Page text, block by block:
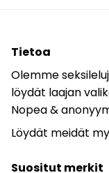
Tietoa
Olemme
löydät laajan
Nopea &
Löydät meidät
Suositut merkit